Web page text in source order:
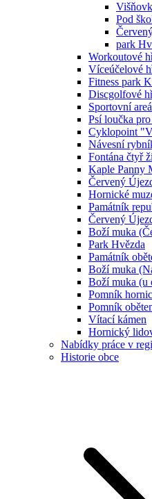
Pod
park
Workoutové
Víceúčelové
Fitness park
Discgolfové
Sportovní
Psí loučka
Cyklopoint
Návesní
Fontána čtyř
Kaple Panny
Červený
Hornické
Památník
Červený
Boží muka
Park Hvězda
Památník
Boží muka
Boží muka (u
Pomník
Pomník
Vítací kámen
Hornický
Nabídky práce v
Historie obce